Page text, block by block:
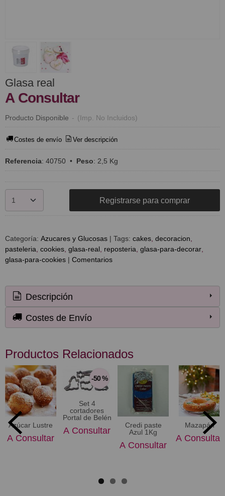
Glasa real
A Consultar
Producto Disponible - (Imp. No Incluidos)
Costes de envío Ver descripción
Referencia: 40750 • Peso: 2,5 Kg
Registrarse para comprar
Categoría: Azucares y Glucosas | Tags: cakes decoracion
pasteleria cookies glasa-real reposteria glasa-para-decorar
glasa-para-cookies | Comentarios
Descripción
Costes de Envío
Productos Relacionados
Azúcar Lustre
A Consultar
-50 %
Set 4
cortadores
Portal de Belén
A Consultar
Credi paste
Azul 1Kg
A Consultar
Mazapán
A Consultar